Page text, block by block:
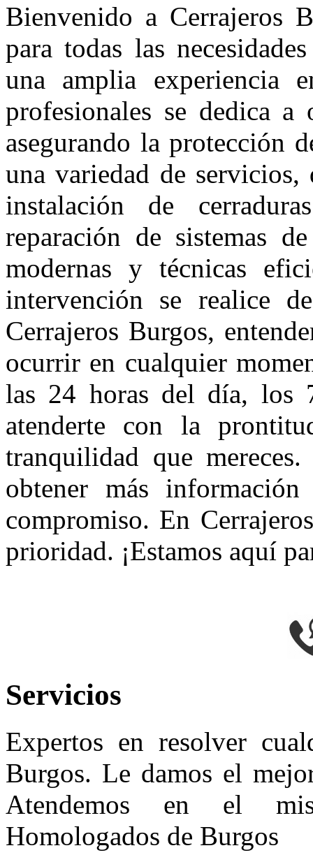
Bienvenido a Cerrajeros
para todas las
una amplia experiencia
profesionales se dedica
asegurando la protección
una variedad de
instalación de
reparación de sistemas
modernas y técnicas
intervención se realice
Cerrajeros Burgos,
ocurrir en cualquier
las 24 horas del día, los
atenderte con la
tranquilidad que
obtener más
compromiso. En
prioridad. ¡Estamos aquí
Servicios
Expertos en resolver
Burgos. Le damos el
Atendemos en el
Homologados de Burgos